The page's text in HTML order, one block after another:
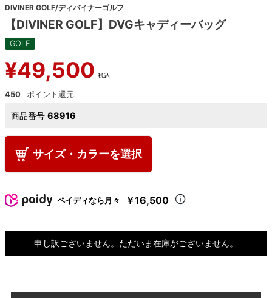
DIVINER GOLF/ディバイナーゴルフ
【DIVINER GOLF】DVGキャディーバッグ
GOLF
¥49,500 税込
450
商品番号 68916
サイズ・カラーを選択
ペイディなら月々 ￥16,500
申し訳ございません。ただいま在庫がございません。